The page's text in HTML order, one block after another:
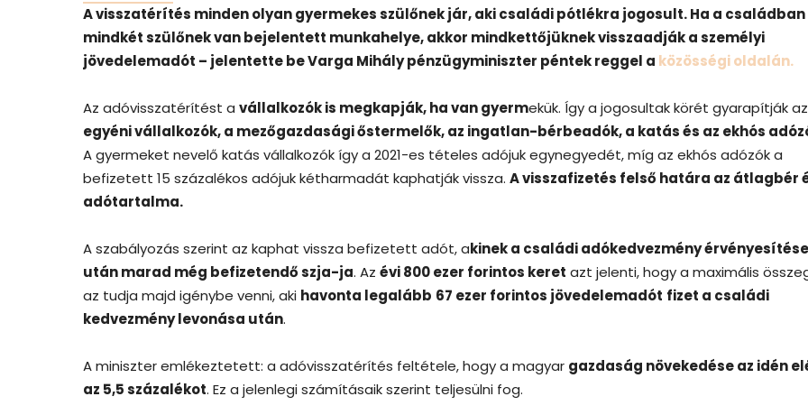
A visszatérítés minden olyan gyermekes szülőnek jár, aki családi pótlékra jogosult. Ha a családban
mindkét szülőnek van bejelentett munkahelye, akkor mindkettőjüknek visszaadják a személyi
jövedelemadót – jelentette be Varga Mihály pénzügyminiszter péntek reggel a közösségi oldalán.
Az adóvisszatérítést a vállalkozók is megkapják, ha van gyermekük. Így a jogosultak körét gyarapítják az
egyéni vállalkozók, a mezőgazdasági őstermelők, az ingatlan-bérbeadók, a katás és az ekhós
A gyermeket nevelő katás vállalkozók így a 2021-es tételes adójuk egynegyedét, míg az ekhós adózók a
befizetett 15 százalékos adójuk kétharmadát kaphatják vissza. A visszafizetés felső határa az átlagbér
adótartalma.
A szabályozás szerint az kaphat vissza befizetett adót, akinek a családi adókedvezmény érvényesítése
után marad még befizetendő szja-ja. Az évi 800 ezer forintos keret azt jelenti, hogy a maximális
az tudja majd igénybe venni, aki havonta legalább 67 ezer forintos jövedelemadót fizet a családi
kedvezmény levonása után.
A miniszter emlékeztetett: a adóvisszatérítés feltétele, hogy a magyar gazdaság növekedése az idén
az 5,5 százalékot. Ez a jelenlegi számításaik szerint teljesülni fog.